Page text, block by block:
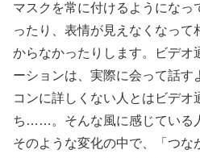
マスクを常に付けるようになっ
ったり、表情が見えなくなって
からなかったりします。ビデオ
ーションは、実際に会って話す
コンに詳しくない人とはビデ
ち……。そんな風に感じている
そのような変化の中で、「つな